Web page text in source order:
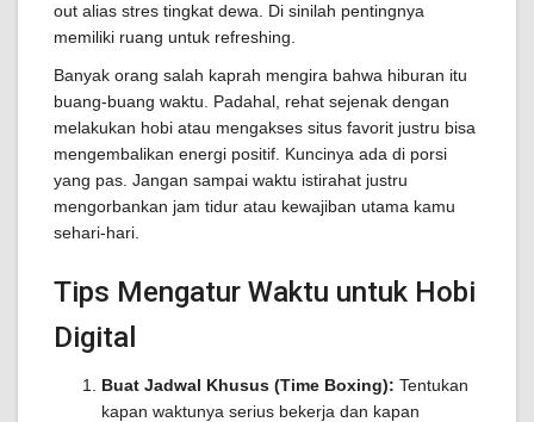
out alias stres tingkat dewa. Di sinilah pentingnya
memiliki ruang untuk refreshing.
Banyak orang salah kaprah mengira bahwa hiburan itu
buang-buang waktu. Padahal, rehat sejenak dengan
melakukan hobi atau mengakses situs favorit justru bisa
mengembalikan energi positif. Kuncinya ada di porsi
yang pas. Jangan sampai waktu istirahat justru
mengorbankan jam tidur atau kewajiban utama kamu
sehari-hari.
Tips Mengatur Waktu untuk Hobi
Digital
Buat Jadwal Khusus (Time Boxing): Tentukan
kapan waktunya serius bekerja dan kapan